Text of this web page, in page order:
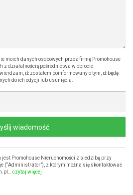
moich danych osobowych przez firmę Promohouse
z działalnością pośrednictwa w obrocie
iż zostałem poinformowany o tym, iż będę
do ich edycji lub usunięcia.
wiadomość
Promohouse Nieruchomości z siedzibą przy
(“Administrator”), z którym można się skontaktować
czytaj więcej